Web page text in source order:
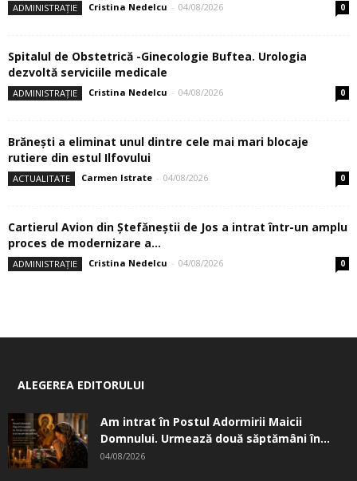
ADMINISTRAȚIE Cristina Nedelcu - 04/08/2026 0
Spitalul de Obstetrică -Ginecologie Buftea. Urologia
dezvoltă serviciile medicale
ADMINISTRAȚIE Cristina Nedelcu - 04/08/2026 0
Brănești a eliminat unul dintre cele mai mari blocaje
rutiere din estul Ilfovului
ACTUALITATE Carmen Istrate - 04/08/2026 0
Cartierul Avion din Ştefăneştii de Jos a intrat într-un amplu
proces de modernizare a...
ADMINISTRAȚIE Cristina Nedelcu - 04/08/2026 0
ALEGEREA EDITORULUI
Am intrat în Postul Adormirii Maicii
Domnului. Urmează două săptămâni în...
04/08/2026